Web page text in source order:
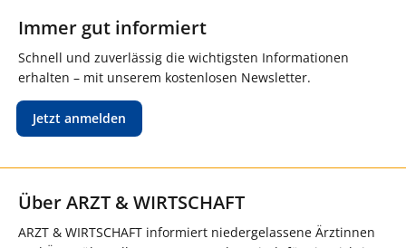
Immer gut informiert
Schnell und zuverlässig die wichtigsten Informationen
erhalten – mit unserem kostenlosen Newsletter.
Jetzt anmelden
Über ARZT & WIRTSCHAFT
ARZT & WIRTSCHAFT informiert niedergelassene Ärztinnen